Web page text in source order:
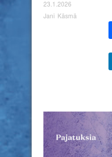
23.1.2026
Jani Käsmä